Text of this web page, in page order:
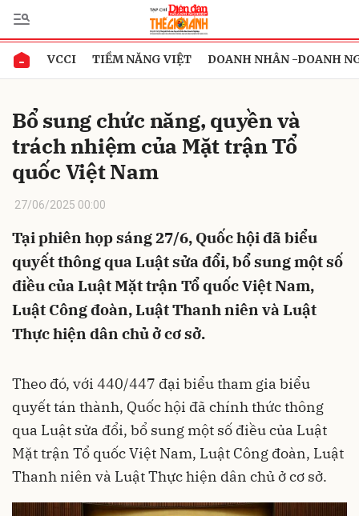
VCCI TIỀM NĂNG VIỆT DOANH NHÂN -DOANH
Bổ sung chức năng, quyền và
trách nhiệm của Mặt trận Tổ
quốc Việt Nam
27/06/2025 00:00
Tại phiên họp sáng 27/6, Quốc hội đã biểu
quyết thông qua Luật sửa đổi, bổ sung một số
điều của Luật Mặt trận Tổ quốc Việt Nam,
Luật Công đoàn, Luật Thanh niên và Luật
Thực hiện dân chủ ở cơ sở.
Theo đó, với 440/447 đại biểu tham gia biểu
quyết tán thành, Quốc hội đã chính thức thông
qua Luật sửa đổi, bổ sung một số điều của Luật
Mặt trận Tổ quốc Việt Nam, Luật Công đoàn, Luật
Thanh niên và Luật Thực hiện dân chủ ở cơ sở.
Gửi bình luận
Hủy Gửi